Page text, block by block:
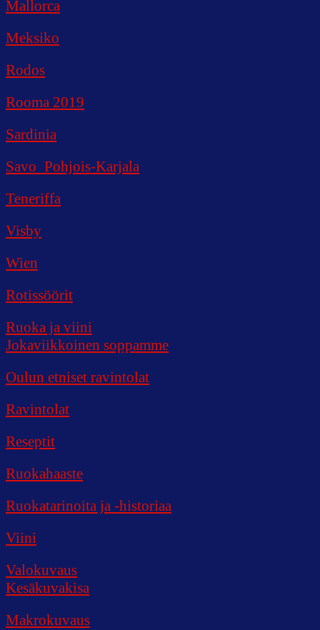
Mallorca
Meksiko
Rodos
Rooma 2019
Sardinia
Savo_Pohjois-Karjala
Teneriffa
Visby
Wien
Rotissöörit
Ruoka ja viini
Jokaviikkoinen soppamme
Oulun etniset ravintolat
Ravintolat
Reseptit
Ruokahaaste
Ruokatarinoita ja -historiaa
Viini
Valokuvaus
Kesäkuvakisa
Makrokuvaus